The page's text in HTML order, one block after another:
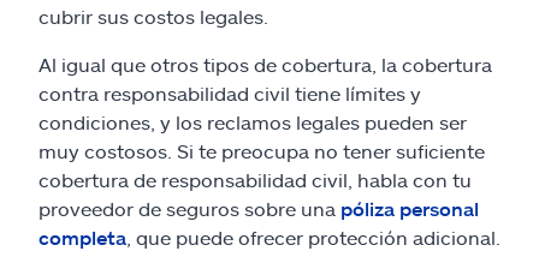
cubrir sus costos legales.
Al igual que otros tipos de cobertura, la cobertura
contra responsabilidad civil tiene límites y
condiciones, y los reclamos legales pueden ser
muy costosos. Si te preocupa no tener suficiente
cobertura de responsabilidad civil, habla con tu
proveedor de seguros sobre una póliza personal
completa , que puede ofrecer protección adicional.